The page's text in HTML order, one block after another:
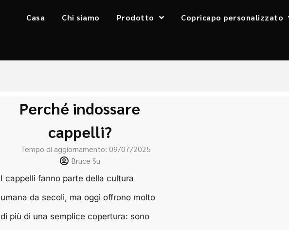
Casa Chi siamo Prodotto Copricapo personalizzato
Perché indossare
cappelli?
Tempo di aggiornamento: 09/07/2025
Bruce Su
I cappelli fanno parte della cultura
umana da secoli, ma oggi offrono molto
di più di una semplice copertura: sono